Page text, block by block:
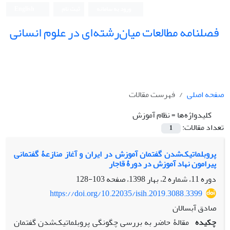
فصلنامه مطالعات میان‌رشته‌ای در علوم انسانی
صفحه اصلی
فهرست مقالات
کلیدواژه‌ها =نظام آموزش
تعداد مقالات:
1
پروبلماتیک‌شدن گفتمان آموزش در ایران و آغاز منازعۀ گفتمانی
پیرامون نهاد آموزش در دورۀ قاجار
دوره 11، شماره 2، بهار 1398، صفحه
103-128
https://doi.org/10.22035/isih.2019.3088.3399
صادق آبسالان
چکیده مقالۀ حاضر به بررسی چگونگی پروبلماتیک‌شدن گفتمان